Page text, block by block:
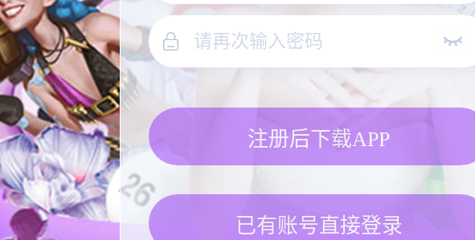
注册后下载APP
已有账号直接登录